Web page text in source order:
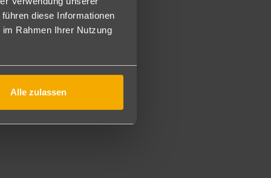
diese Informationen
Rahmen Ihrer Nutzung
Alle zulassen
für Kleinkinder dar. Daher gilt bei schauinsland-
ein Mindestalter von 6 Jahren.
privaten Garten mit privatem Pool einen dramatisch
Ihrer privaten Terrasse. Diese Villen sind komfortabel
vom Alltag. Die Ausstattung der Sunset